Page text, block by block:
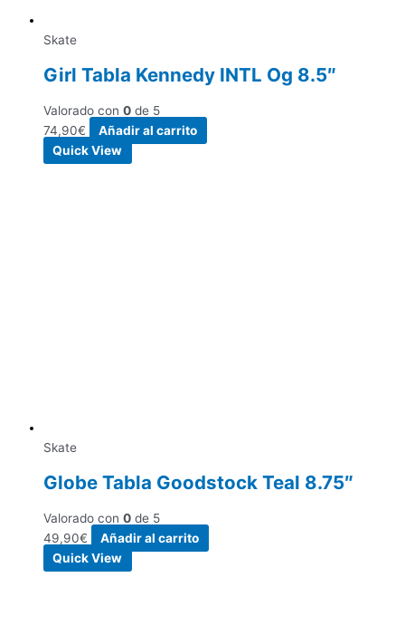
Skate
Girl Tabla Kennedy INTL Og 8.5″
Valorado con 0 de 5
74,90€
Añadir al carrito
Quick View
Skate
Globe Tabla Goodstock Teal 8.75″
Valorado con 0 de 5
49,90€
Añadir al carrito
Quick View